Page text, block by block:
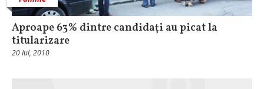
Aproape 63% dintre candidaţi au picat la
titularizare
20 Iul, 2010